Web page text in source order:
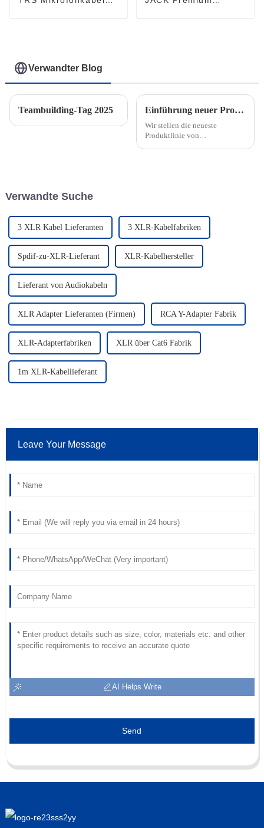
Verwandter Blog
Teambuilding-Tag 2025 Einführung neuer Produkte: Ethernet-Kabel und Extender für Pro-Audio und DMX-Lichter
Wir stellen die neueste
Produktlinie von
Verwandte Suche
3 XLR Kabel Lieferanten 3 XLR-Kabelfabriken
Spdif-zu-XLR-Lieferant XLR-Kabelhersteller
Lieferant von Audiokabeln
XLR Adapter Lieferanten (Firmen) RCA Y-Adapter Fabrik
XLR-Adapterfabriken XLR über Cat6 Fabrik
1m XLR-Kabellieferant
Leave Your Message
AI Helps Write
Send